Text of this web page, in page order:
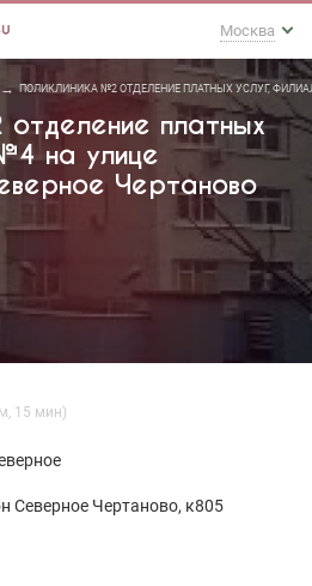
Москва
ПОЛИКЛИНИКА №2 ОТДЕЛЕНИЕ ПЛАТНЫХ УСЛУГ,
отделение платных
на улице
Чертаново
15 мин)
Северное Чертаново, к805